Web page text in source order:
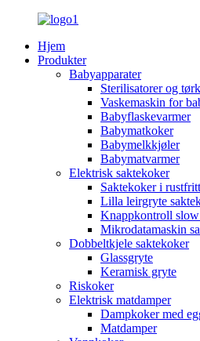
Hjem
Produkter
Babyapparater
Sterilisatorer og
Vaskemaskin for
Babyflaskevarmer
Babymatkoker
Babymelkkjøler
Babymatvarmer
Elektrisk saktekoker
Saktekoker i
Lilla leirgryte
Knappkontroll
Mikrodatamaskin
Dobbeltkjele saktekoker
Glassgryte
Keramisk gryte
Riskoker
Elektrisk matdamper
Dampkoker med
Matdamper